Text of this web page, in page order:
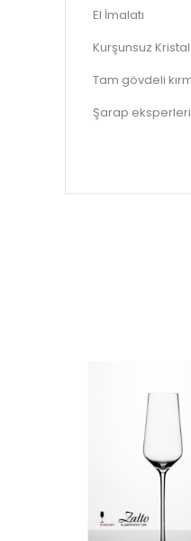
El İmalatı
Kurşunsuz Kristal
Tam gövdeli
Şarap